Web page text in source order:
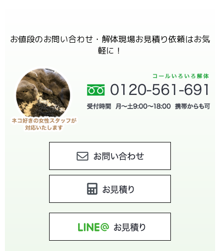
お値段のお問い合わせ・解体現場お見積り依頼はお気
軽に！